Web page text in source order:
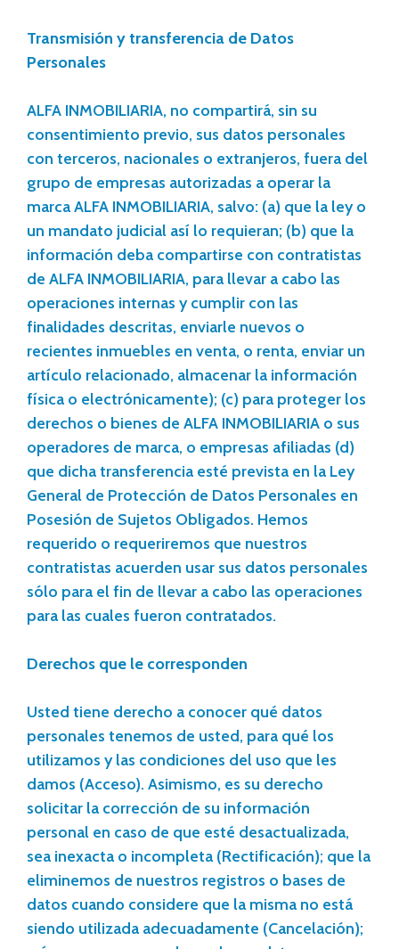
Transmisión y transferencia de Datos
Personales
ALFA INMOBILIARIA, no compartirá, sin su
consentimiento previo, sus datos personales
con terceros, nacionales o extranjeros, fuera del
grupo de empresas autorizadas a operar la
marca ALFA INMOBILIARIA, salvo: (a) que la ley o
un mandato judicial así lo requieran; (b) que la
información deba compartirse con contratistas
de ALFA INMOBILIARIA, para llevar a cabo las
operaciones internas y cumplir con las
finalidades descritas, enviarle nuevos o
recientes inmuebles en venta, o renta, enviar un
artículo relacionado, almacenar la información
física o electrónicamente); (c) para proteger los
derechos o bienes de ALFA INMOBILIARIA o sus
operadores de marca, o empresas afiliadas (d)
que dicha transferencia esté prevista en la Ley
General de Protección de Datos Personales en
Posesión de Sujetos Obligados. Hemos
requerido o requeriremos que nuestros
contratistas acuerden usar sus datos personales
sólo para el fin de llevar a cabo las operaciones
para las cuales fueron contratados.
Derechos que le corresponden
Usted tiene derecho a conocer qué datos
personales tenemos de usted, para qué los
utilizamos y las condiciones del uso que les
damos (Acceso). Asimismo, es su derecho
solicitar la corrección de su información
personal en caso de que esté desactualizada,
sea inexacta o incompleta (Rectificación); que la
eliminemos de nuestros registros o bases de
datos cuando considere que la misma no está
siendo utilizada adecuadamente (Cancelación);